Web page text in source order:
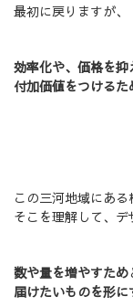
最初に戻りますが、
効率化や、価格を抑
付加価値をつける
この三河地域にある
そこを理解して、デ
数や量を増やすため
届けたいものを形に